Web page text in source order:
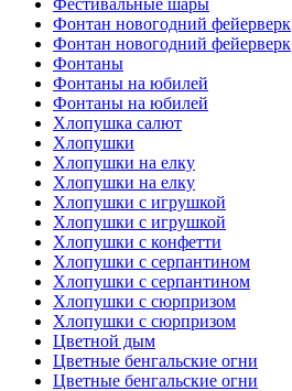
Фестивальные шары
Фонтан новогодний фейерверк
Фонтан новогодний фейерверк
Фонтаны
Фонтаны на юбилей
Фонтаны на юбилей
Хлопушка салют
Хлопушки
Хлопушки на елку
Хлопушки на елку
Хлопушки с игрушкой
Хлопушки с игрушкой
Хлопушки с конфетти
Хлопушки с серпантином
Хлопушки с серпантином
Хлопушки с сюрпризом
Хлопушки с сюрпризом
Цветной дым
Цветные бенгальские огни
Цветные бенгальские огни